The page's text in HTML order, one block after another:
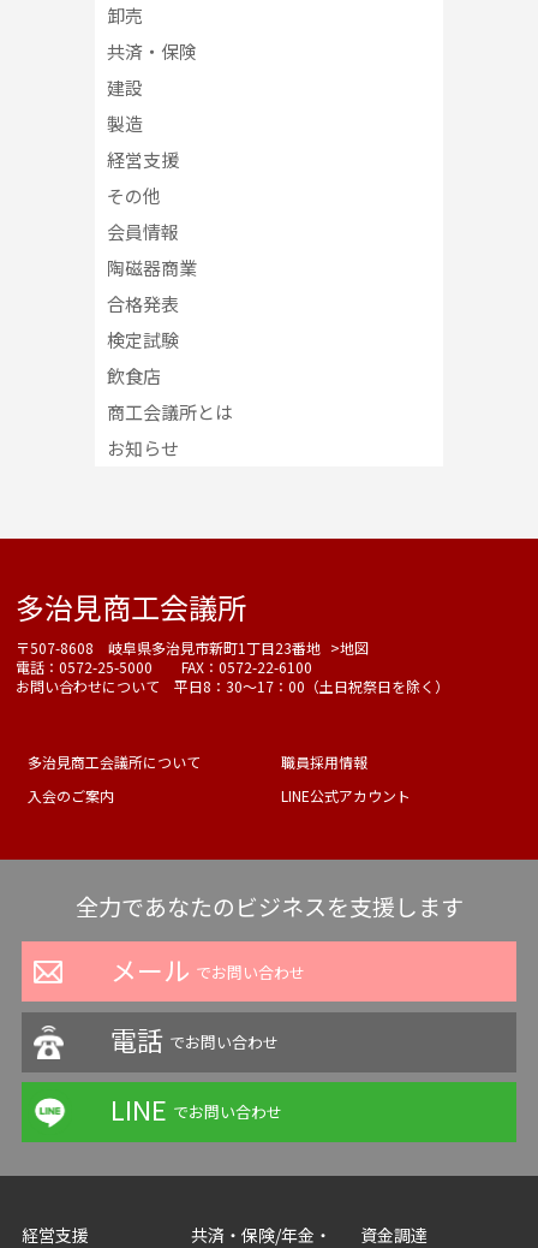
卸売
共済・保険
建設
製造
経営支援
その他
会員情報
陶磁器商業
合格発表
検定試験
飲食店
商工会議所とは
お知らせ
多治見商工会議所
〒507-8608 岐阜県多治見市新町1丁目23番地 >地図
電話：0572-25-5000 FAX：0572-22-6100
お問い合わせについて 平日8：30～17：00（土日祝祭日を除く）
多治見商工会議所について
職員採用情報
入会のご案内
LINE公式アカウント
全力であなたのビジネスを支援します
メール でお問い合わせ
電話 でお問い合わせ
LINE でお問い合わせ
経営支援 共済・保険/年金・ 資金調達